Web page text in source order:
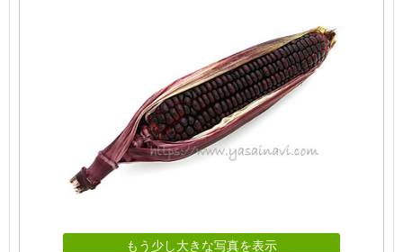
もう少し大きな写真を表示